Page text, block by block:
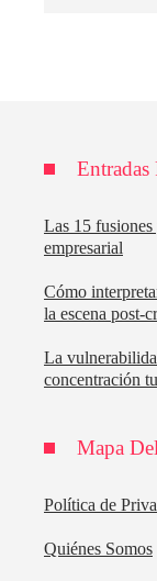
Entradas
Las 15 fusiones
empresarial
Cómo
la escena post-
La
concentración
Mapa
Política de
Quiénes Somos